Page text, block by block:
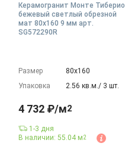
Керамогранит Монте Тиберио
бежевый светлый обрезной
мат 80x160 9 мм арт.
SG572290R
Размер
80х160
Упаковка
2.56 кв.м./ 3 шт.
4 732 ₽/м2
1-3 дня
В наличии: 55.04 м2